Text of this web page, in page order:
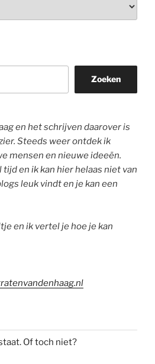
Zoeken
en het schrijven daarover is
Steeds weer ontdek ik
mensen en nieuwe ideeën.
en ik kan hier helaas niet van
leuk vindt en je kan een
en ik vertel je hoe je kan
Of toch niet?